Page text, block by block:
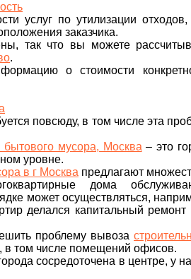
услуг по утилизации
заказчика.
так что вы можете
.
о стоимости
повсюду, в том числе эта
бытового мусора, Москва – это
уровне.
в г Москва предлагают
дома
может осуществляться,
делался капитальный
проблему вывоза
в том числе помещений офисов.
сосредоточена в центре, у